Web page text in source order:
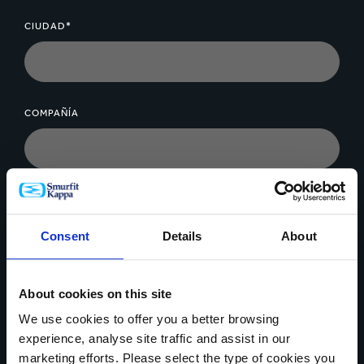
Consent Details About
About cookies on this site
We use cookies to offer you a better browsing
experience, analyse site traffic and assist in our
marketing efforts. Please select the type of cookies you
CIUDAD*
COMPAÑÍA
MENSAJE*